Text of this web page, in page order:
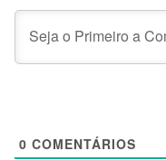
0 COMENTÁRIOS